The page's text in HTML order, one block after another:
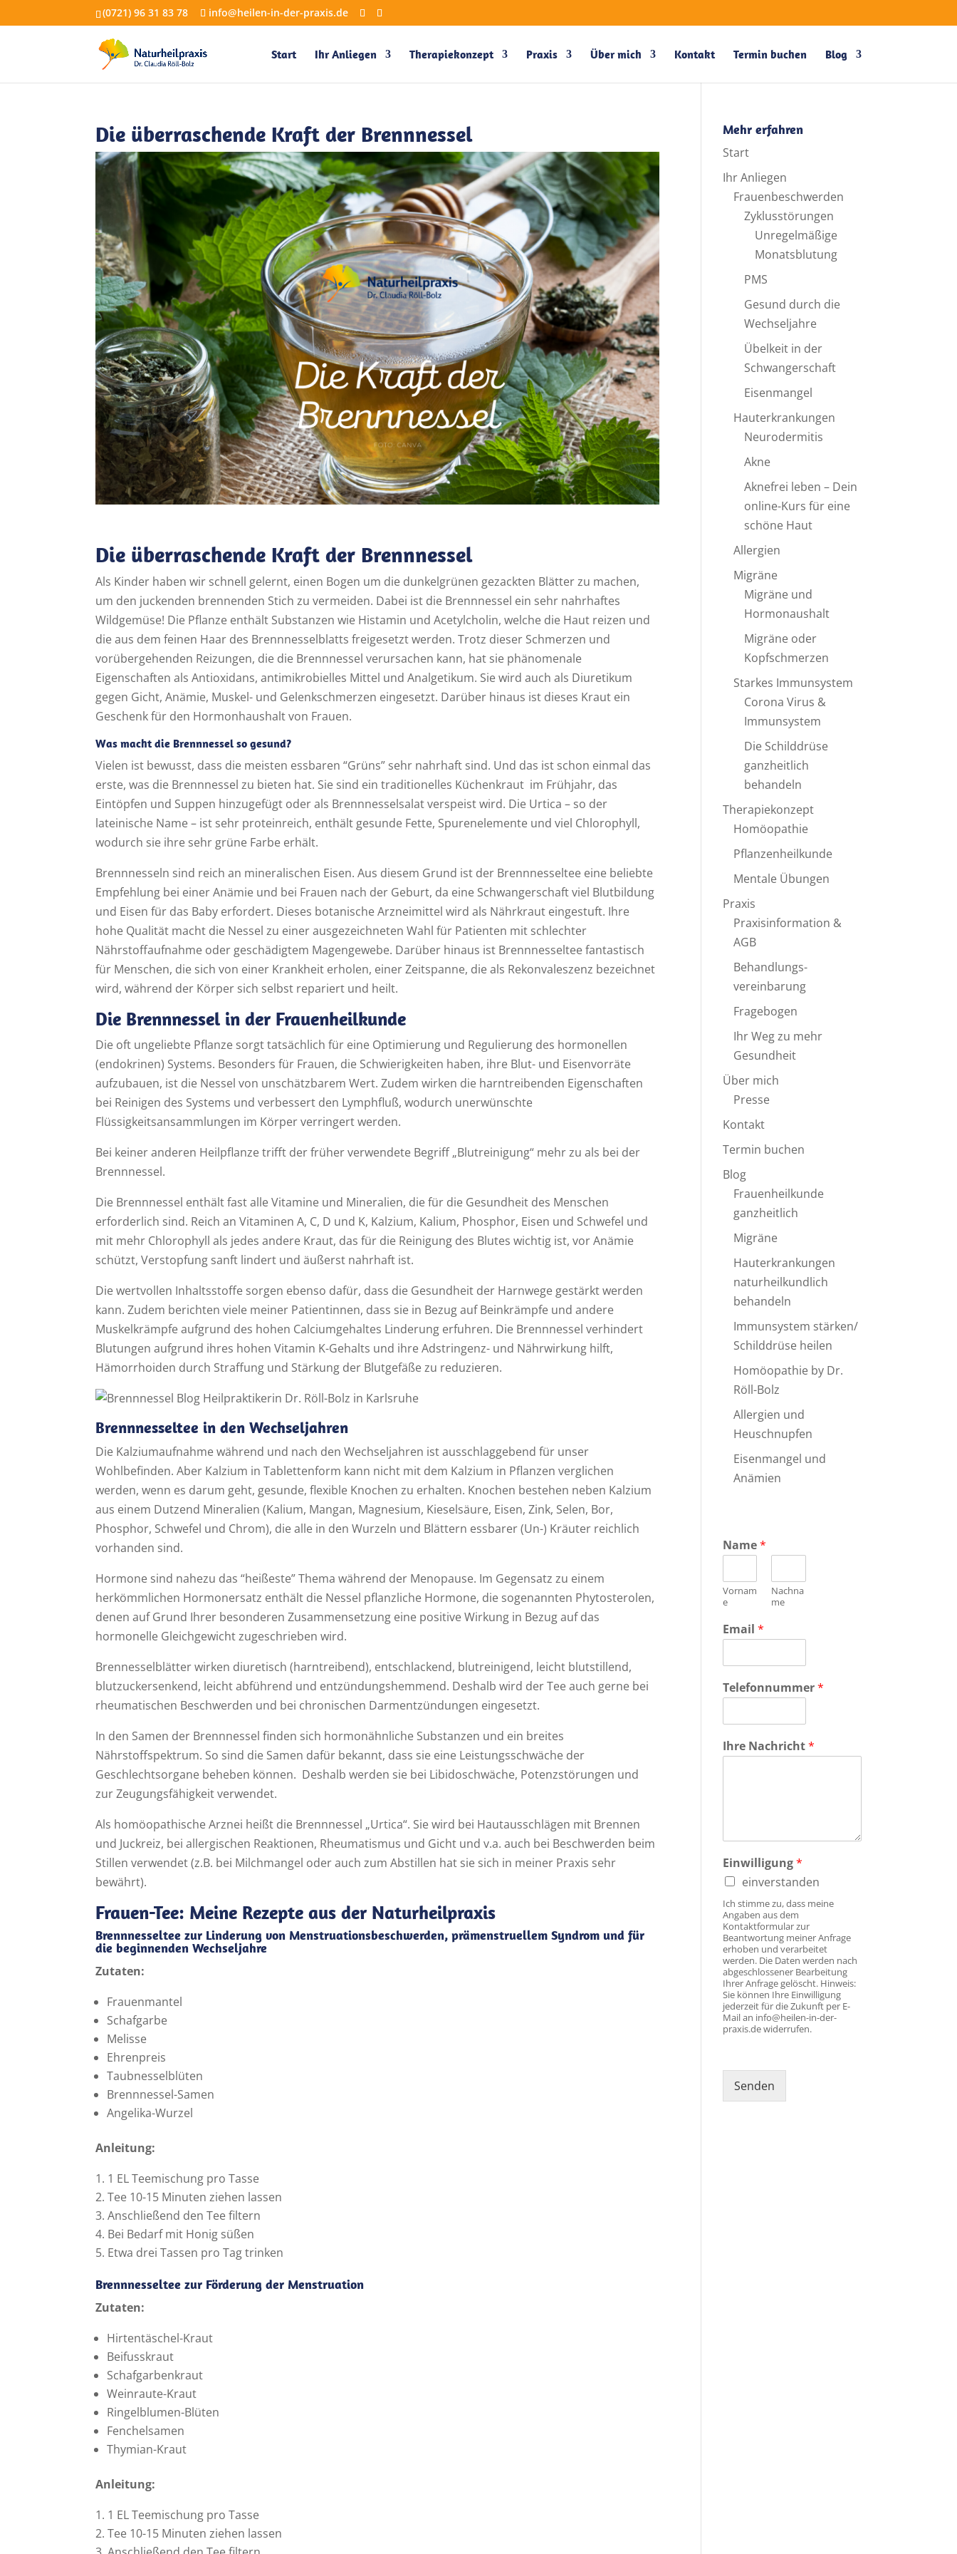
(0721) 96 31 83 78 info@heilen-in-der-praxis.de
Start Ihr Anliegen Therapiekonzept Praxis Über mich Kontakt Termin buchen Blog
Die überraschende Kraft der Brennnessel
Die überraschende Kraft der Brennnessel
Als Kinder haben wir schnell gelernt, einen Bogen um die dunkelgrünen gezackten Blätter zu machen,
um den juckenden brennenden Stich zu vermeiden. Dabei ist die Brennnessel ein sehr nahrhaftes
Wildgemüse! Die Pflanze enthält Substanzen wie Histamin und Acetylcholin, welche die Haut reizen und
die aus dem feinen Haar des Brennnesselblatts freigesetzt werden. Trotz dieser Schmerzen und
vorübergehenden Reizungen, die die Brennnessel verursachen kann, hat sie phänomenale
Eigenschaften als Antioxidans, antimikrobielles Mittel und Analgetikum. Sie wird auch als Diuretikum
gegen Gicht, Anämie, Muskel- und Gelenkschmerzen eingesetzt. Darüber hinaus ist dieses Kraut ein
Geschenk für den Hormonhaushalt von Frauen.
Was macht die Brennnessel so gesund?
Vielen ist bewusst, dass die meisten essbaren “Grüns” sehr nahrhaft sind. Und das ist schon einmal das
erste, was die Brennnessel zu bieten hat. Sie sind ein traditionelles Küchenkraut im Frühjahr, das
Eintöpfen und Suppen hinzugefügt oder als Brennnesselsalat verspeist wird. Die Urtica – so der
lateinische Name – ist sehr proteinreich, enthält gesunde Fette, Spurenelemente und viel Chlorophyll,
wodurch sie ihre sehr grüne Farbe erhält.
Brennnesseln sind reich an mineralischen Eisen. Aus diesem Grund ist der Brennnesseltee eine beliebte
Empfehlung bei einer Anämie und bei Frauen nach der Geburt, da eine Schwangerschaft viel Blutbildung
und Eisen für das Baby erfordert. Dieses botanische Arzneimittel wird als Nährkraut eingestuft. Ihre
hohe Qualität macht die Nessel zu einer ausgezeichneten Wahl für Patienten mit schlechter
Nährstoffaufnahme oder geschädigtem Magengewebe. Darüber hinaus ist Brennnesseltee fantastisch
für Menschen, die sich von einer Krankheit erholen, einer Zeitspanne, die als Rekonvaleszenz bezeichnet
wird, während der Körper sich selbst repariert und heilt.
Die Brennnessel in der Frauenheilkunde
Die oft ungeliebte Pflanze sorgt tatsächlich für eine Optimierung und Regulierung des hormonellen
(endokrinen) Systems. Besonders für Frauen, die Schwierigkeiten haben, ihre Blut- und Eisenvorräte
aufzubauen, ist die Nessel von unschätzbarem Wert. Zudem wirken die harntreibenden Eigenschaften
bei Reinigen des Systems und verbessert den Lymphfluß, wodurch unerwünschte
Flüssigkeitsansammlungen im Körper verringert werden.
Bei keiner anderen Heilpflanze trifft der früher verwendete Begriff „Blutreinigung“ mehr zu als bei der
Brennnessel.
Die Brennnessel enthält fast alle Vitamine und Mineralien, die für die Gesundheit des Menschen
erforderlich sind. Reich an Vitaminen A, C, D und K, Kalzium, Kalium, Phosphor, Eisen und Schwefel und
mit mehr Chlorophyll als jedes andere Kraut, das für die Reinigung des Blutes wichtig ist, vor Anämie
schützt, Verstopfung sanft lindert und äußerst nahrhaft ist.
Die wertvollen Inhaltsstoffe sorgen ebenso dafür, dass die Gesundheit der Harnwege gestärkt werden
kann. Zudem berichten viele meiner Patientinnen, dass sie in Bezug auf Beinkrämpfe und andere
Muskelkrämpfe aufgrund des hohen Calciumgehaltes Linderung erfuhren. Die Brennnessel verhindert
Blutungen aufgrund ihres hohen Vitamin K-Gehalts und ihre Adstringenz- und Nährwirkung hilft,
Hämorrhoiden durch Straffung und Stärkung der Blutgefäße zu reduzieren.
Brennnesseltee in den Wechseljahren
Die Kalziumaufnahme während und nach den Wechseljahren ist ausschlaggebend für unser
Wohlbefinden. Aber Kalzium in Tablettenform kann nicht mit dem Kalzium in Pflanzen verglichen
werden, wenn es darum geht, gesunde, flexible Knochen zu erhalten. Knochen bestehen neben Kalzium
aus einem Dutzend Mineralien (Kalium, Mangan, Magnesium, Kieselsäure, Eisen, Zink, Selen, Bor,
Phosphor, Schwefel und Chrom), die alle in den Wurzeln und Blättern essbarer (Un-) Kräuter reichlich
vorhanden sind.
Hormone sind nahezu das “heißeste” Thema während der Menopause. Im Gegensatz zu einem
herkömmlichen Hormonersatz enthält die Nessel pflanzliche Hormone, die sogenannten Phytosterolen,
denen auf Grund Ihrer besonderen Zusammensetzung eine positive Wirkung in Bezug auf das
hormonelle Gleichgewicht zugeschrieben wird.
Brennesselblätter wirken diuretisch (harntreibend), entschlackend, blutreinigend, leicht blutstillend,
blutzuckersenkend, leicht abführend und entzündungshemmend. Deshalb wird der Tee auch gerne bei
rheumatischen Beschwerden und bei chronischen Darmentzündungen eingesetzt.
In den Samen der Brennnessel finden sich hormonähnliche Substanzen und ein breites
Nährstoffspektrum. So sind die Samen dafür bekannt, dass sie eine Leistungsschwäche der
Geschlechtsorgane beheben können. Deshalb werden sie bei Libidoschwäche, Potenzstörungen und
zur Zeugungsfähigkeit verwendet.
Als homöopathische Arznei heißt die Brennnessel „Urtica“. Sie wird bei Hautausschlägen mit Brennen
und Juckreiz, bei allergischen Reaktionen, Rheumatismus und Gicht und v.a. auch bei Beschwerden beim
Stillen verwendet (z.B. bei Milchmangel oder auch zum Abstillen hat sie sich in meiner Praxis sehr
bewährt).
Frauen-Tee: Meine Rezepte aus der Naturheilpraxis
Brennnesseltee zur Linderung von Menstruationsbeschwerden, prämenstruellem Syndrom und für
die beginnenden Wechseljahre
Zutaten:
Frauenmantel
Schafgarbe
Melisse
Ehrenpreis
Taubnesselblüten
Brennnessel-Samen
Angelika-Wurzel
Anleitung:
1 EL Teemischung pro Tasse
Tee 10-15 Minuten ziehen lassen
Anschließend den Tee filtern
Bei Bedarf mit Honig süßen
Etwa drei Tassen pro Tag trinken
Brennnesseltee zur Förderung der Menstruation
Zutaten:
Hirtentäschel-Kraut
Beifusskraut
Schafgarbenkraut
Weinraute-Kraut
Ringelblumen-Blüten
Fenchelsamen
Thymian-Kraut
Anleitung:
1 EL Teemischung pro Tasse
Tee 10-15 Minuten ziehen lassen
Mehr erfahren
Start
Ihr Anliegen
Frauenbeschwerden
Zyklusstörungen
Unregelmäßige
Monatsblutung
PMS
Gesund durch die
Wechseljahre
Übelkeit in der
Schwangerschaft
Eisenmangel
Hauterkrankungen
Neurodermitis
Akne
Aknefrei leben – Dein
online-Kurs für eine
schöne Haut
Allergien
Migräne
Migräne und
Hormonaushalt
Migräne oder
Kopfschmerzen
Starkes Immunsystem
Corona Virus &
Immunsystem
Die Schilddrüse
ganzheitlich
behandeln
Therapiekonzept
Homöopathie
Pflanzenheilkunde
Mentale Übungen
Praxis
Praxisinformation &
AGB
Behandlungs-
vereinbarung
Fragebogen
Ihr Weg zu mehr
Gesundheit
Über mich
Presse
Kontakt
Termin buchen
Blog
Frauenheilkunde
ganzheitlich
Migräne
Hauterkrankungen
naturheilkundlich
behandeln
Immunsystem stärken/
Schilddrüse heilen
Homöopathie by Dr.
Röll-Bolz
Allergien und
Heuschnupfen
Eisenmangel und
Anämien
Name*
Vornam
e
Nachna
me
Email*
Telefonnummer*
Ihre Nachricht*
Einwilligung*
einverstanden
Ich stimme zu, dass meine
Angaben aus dem
Kontaktformular zur
Beantwortung meiner Anfrage
erhoben und verarbeitet
werden. Die Daten werden nach
abgeschlossener Bearbeitung
Ihrer Anfrage gelöscht. Hinweis:
Sie können Ihre Einwilligung
jederzeit für die Zukunft per E-
Mail an info@heilen-in-der-
praxis.de widerrufen.
Senden